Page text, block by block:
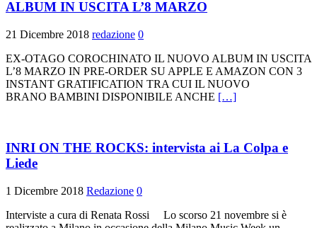
ALBUM IN USCITA L’8 MARZO
21 Dicembre 2018 redazione 0
EX-OTAGO COROCHINATO IL NUOVO ALBUM IN USCITA
L’8 MARZO IN PRE-ORDER SU APPLE E AMAZON CON 3
INSTANT GRATIFICATION TRA CUI IL NUOVO
BRANO BAMBINI DISPONIBILE ANCHE […]
INRI ON THE ROCKS: intervista ai La Colpa e
Liede
1 Dicembre 2018 Redazione 0
Interviste a cura di Renata Rossi Lo scorso 21 novembre si è